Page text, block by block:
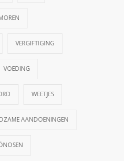
VERGIFTIGING
VOEDING
WEETJES
AANDOENINGEN